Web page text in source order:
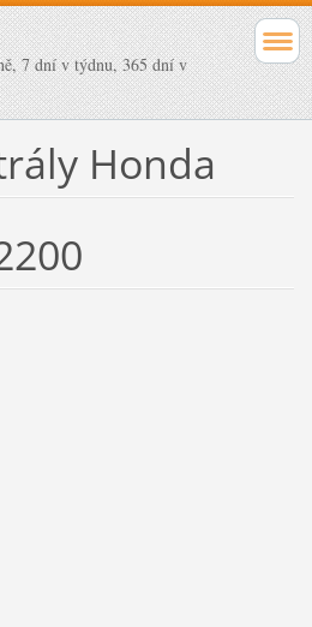
7 dní v týdnu, 365 dní v
Honda